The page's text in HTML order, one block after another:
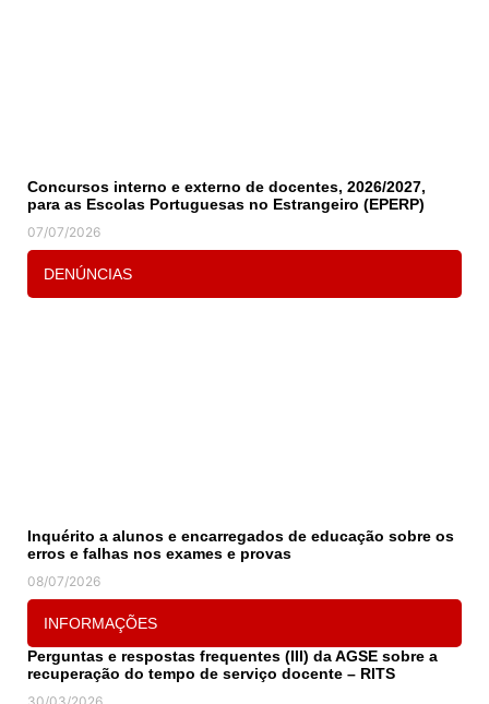
Concursos interno e externo de docentes, 2026/2027,
para as Escolas Portuguesas no Estrangeiro (EPERP)
07/07/2026
DENÚNCIAS
Inquérito a alunos e encarregados de educação sobre os
erros e falhas nos exames e provas
08/07/2026
INFORMAÇÕES
Perguntas e respostas frequentes (III) da AGSE sobre a
recuperação do tempo de serviço docente – RITS